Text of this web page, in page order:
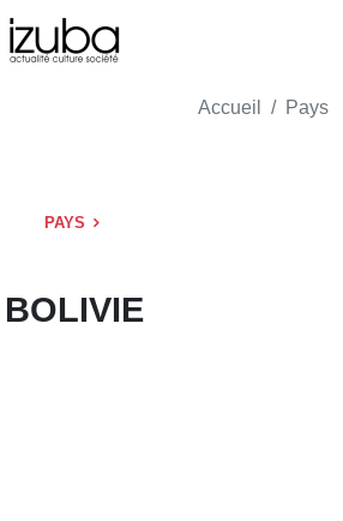
Accueil Pays
PAYS
BOLIVIE